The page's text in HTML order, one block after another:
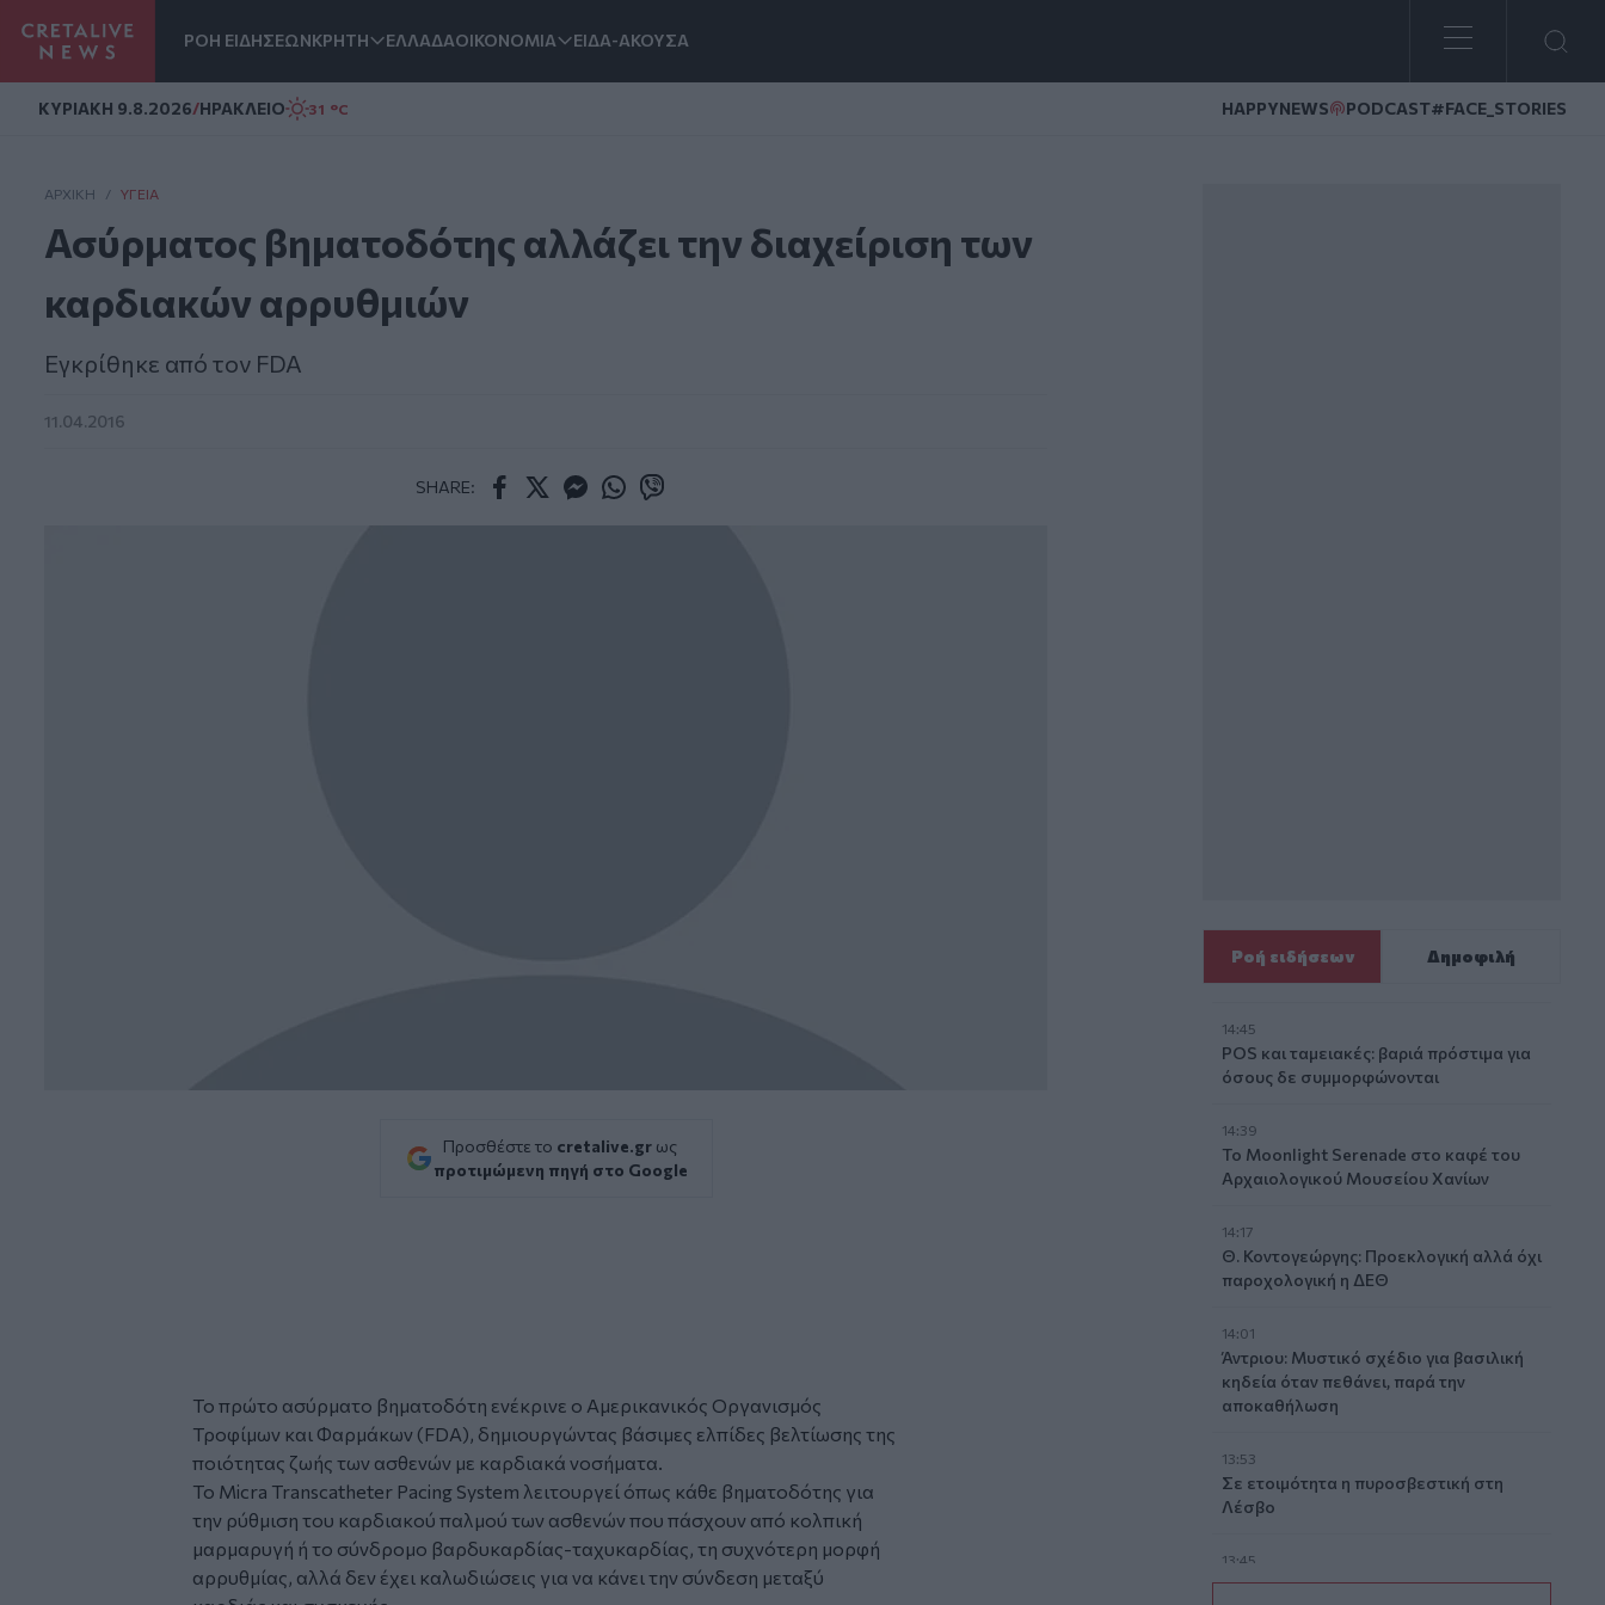
ΡΟΗ ΕΙΔΗΣΕΩΝΚΡΗΤΗ ΕΛΛΑΔΑΟΙΚΟΝΟΜΙΑ ΕΙΔΑ-ΑΚΟΥΣΑ
ΚΥΡΙΑΚΗ 9.8.2026/ΗΡΑΚΛΕΙΟ 31 °C HAPPYNEWS PODCAST#FACE_STORIES
ΑΡΧΙΚΗ / ΥΓΕΊΑ
Ασύρματος βηματοδότης αλλάζει την διαχείριση των
καρδιακών αρρυθμιών
Εγκρίθηκε από τον FDA
11.04.2016
SHARE:
Προσθέστε το cretalive.gr ως
προτιμώμενη πηγή στο Google
Το πρώτο ασύρματο βηματοδότη ενέκρινε ο Αμερικανικός Οργανισμός
Τροφίμων και Φαρμάκων (FDA), δημιουργώντας βάσιμες ελπίδες βελτίωσης της
ποιότητας ζωής των ασθενών με καρδιακά νοσήματα.
Το Micra Transcatheter Pacing System λειτουργεί όπως κάθε βηματοδότης για
την ρύθμιση του καρδιακού παλμού των ασθενών που πάσχουν από κολπική
μαρμαρυγή ή το σύνδρομο βαρδυκαρδίας-ταχυκαρδίας, τη συχνότερη μορφή
αρρυθμίας, αλλά δεν έχει καλωδιώσεις για να κάνει την σύνδεση μεταξύ
Ροή ειδήσεων Δημοφιλή
14:45
POS και ταμειακές: βαριά πρόστιμα για
όσους δε συμμορφώνονται
14:39
To Moonlight Serenade στο καφέ του
Αρχαιολογικού Μουσείου Χανίων
14:17
Θ. Κοντογεώργης: Προεκλογική αλλά όχι
παροχολογική η ΔΕΘ
14:01
Άντριου: Μυστικό σχέδιο για βασιλική
κηδεία όταν πεθάνει, παρά την
αποκαθήλωση
13:53
Σε ετοιμότητα η πυροσβεστική στη
Λέσβο
13:45
Κρήτη: Και την Δευτέρα (10/08) πολύ